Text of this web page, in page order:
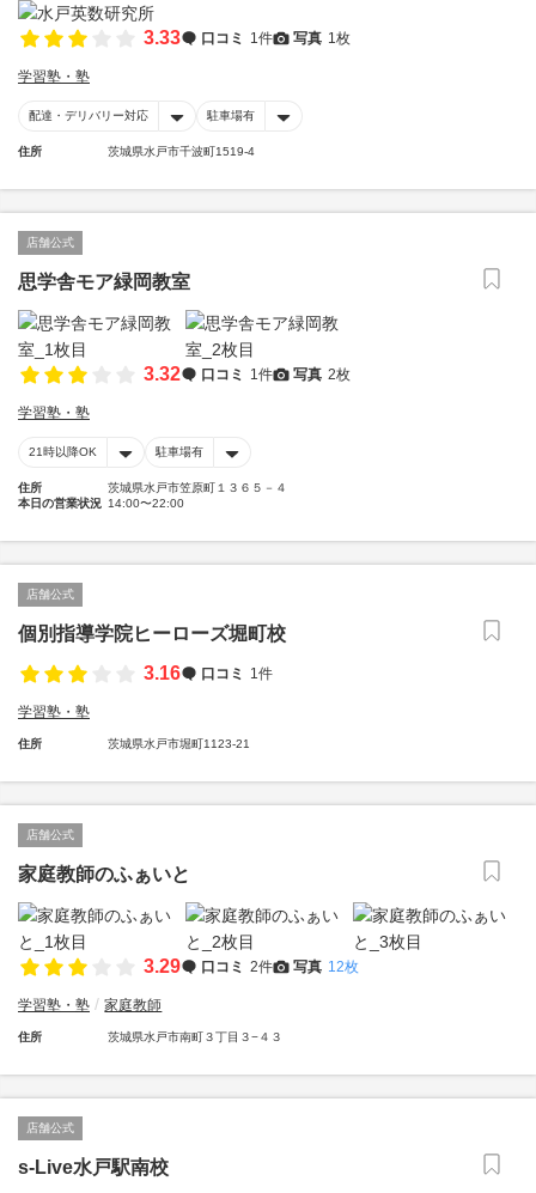
3.33 口コミ 1件 写真 1枚
学習塾・塾
配達・デリバリー対応 駐車場有
住所 茨城県水戸市千波町1519-4
店舗公式
思学舎モア緑岡教室
3.32 口コミ 1件 写真 2枚
学習塾・塾
21時以降OK 駐車場有
住所
茨城県水戸市笠原町１３６５－４
本日の営業状況 14:00〜22:00
店舗公式
個別指導学院ヒーローズ堀町校
3.16
口コミ 1件
学習塾・塾
住所 茨城県水戸市堀町1123-21
店舗公式
家庭教師のふぁいと
3.29 口コミ 2件 写真 12枚
学習塾・塾 家庭教師
住所 茨城県水戸市南町３丁目３−４３
店舗公式
s-Live水戸駅南校